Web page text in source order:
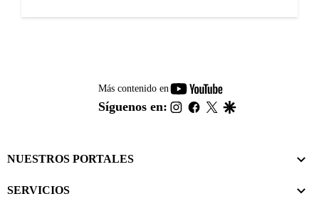
Más contenido en
youtube-
footer
Síguenos en: instagram
facebook
twitter
NUESTROS PORTALES
SERVICIOS